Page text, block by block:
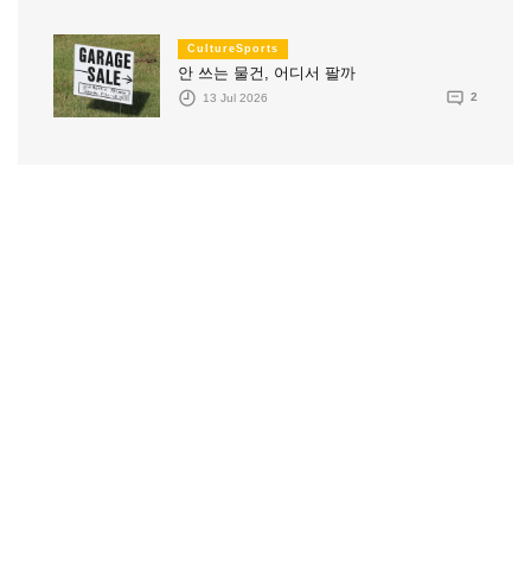
CultureSports
안 쓰는 물건, 어디서 팔까
13 Jul 2026 2